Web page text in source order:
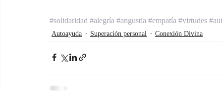
#solidaridad #alegría #angustia #empatía #virtudes
Autoayuda Superación personal Conexión Divina